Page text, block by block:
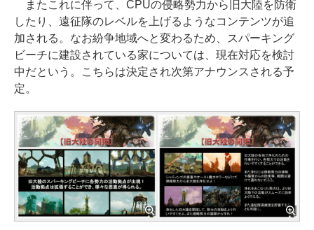
またこれに伴って、CPUの侵略勢力から旧大陸を防衛
したり、遠征隊のレベルを上げるようなコンテンツが追
加される。なお紛争地域へと変わるため、スパーキング
ビーチに建設されている家については、現在対応を検討
中だという。こちらは決定され次第アナウンスされる予
定。